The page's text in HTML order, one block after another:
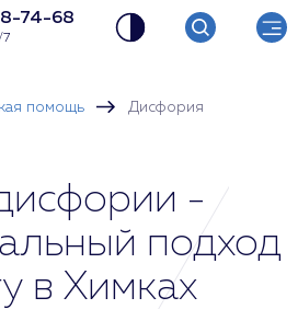
74-68
7
помощь Дисфория
-
подход
в Химках